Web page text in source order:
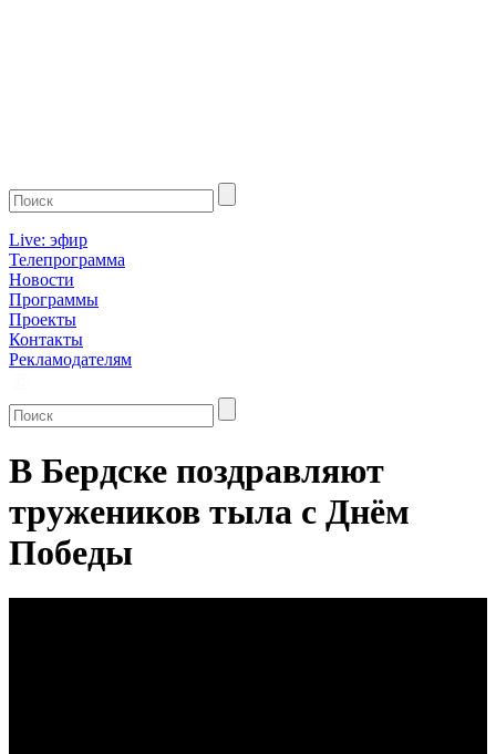
Live: эфир
Телепрограмма
Новости
Программы
Проекты
Контакты
Рекламодателям
В Бердске поздравляют
тружеников тыла с Днём
Победы